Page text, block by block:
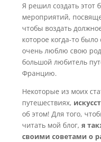
Я решил создать этот
мероприятий,
чтобы воздать
которое когда-то
очень люблю свою
большой любитель
Францию.
Некоторые из моих
путешествиях,
об этом! Для того,
читать мой блог, я
своими советами о